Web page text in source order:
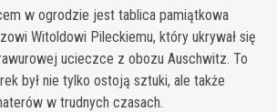
w ogrodzie jest tablica pamiątkowa
Witoldowi Pileckiemu, który ukrywał się
ucieczce z obozu Auschwitz. To
był nie tylko ostoją sztuki, ale także
w trudnych czasach.